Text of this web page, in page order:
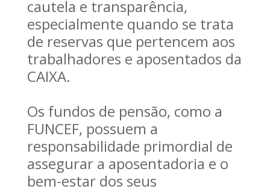
cautela e transparência,
especialmente quando se trata
de reservas que pertencem aos
trabalhadores e aposentados da
CAIXA.
Os fundos de pensão, como a
FUNCEF, possuem a
responsabilidade primordial de
assegurar a aposentadoria e o
bem-estar dos seus